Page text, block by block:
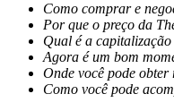
Como comprar e
Por que o preço da
Qual é a
Agora é um bom
Onde você pode
Como você pode